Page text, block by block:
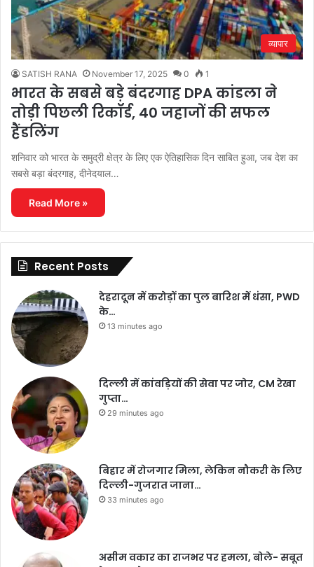
व्यापार
SATISH RANA November 17, 2025 0 1
भारत के सबसे बड़े बंदरगाह DPA कांडला ने
तोड़ी पिछली रिकॉर्ड, 40 जहाजों की सफल
हैंडलिंग
शनिवार को भारत के समुद्री क्षेत्र के लिए एक ऐतिहासिक दिन साबित हुआ, जब देश का
सबसे बड़ा बंदरगाह, दीनेदयाल…
Read More »
Recent Posts
देहरादून में करोड़ों का पुल बारिश में धंसा, PWD
के…
13 minutes ago
दिल्ली में कांवड़ियों की सेवा पर जोर, CM रेखा
गुप्ता…
29 minutes ago
बिहार में रोजगार मिला, लेकिन नौकरी के लिए
दिल्ली-गुजरात जाना…
33 minutes ago
असीम वकार का राजभर पर हमला, बोले- सबूत